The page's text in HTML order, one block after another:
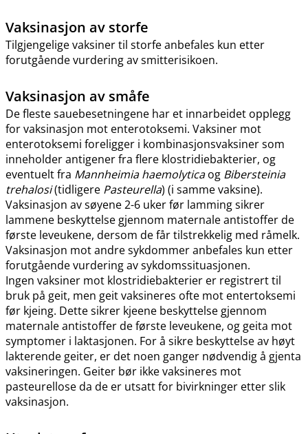
Vaksinasjon av storfe
Tilgjengelige vaksiner til storfe anbefales kun etter
forutgående vurdering av smitterisikoen.
Vaksinasjon av småfe
De fleste sauebesetningene har et innarbeidet opplegg
for vaksinasjon mot enterotoksemi. Vaksiner mot
enterotoksemi foreligger i kombinasjonsvaksiner som
inneholder antigener fra flere klostridiebakterier, og
eventuelt fra Mannheimia haemolyticaog Bibersteinia
trehalosi(tidligere Pasteurella) (i samme vaksine).
Vaksinasjon av søyene 2-6 uker før lamming sikrer
lammene beskyttelse gjennom maternale antistoffer de
første leveukene, dersom de får tilstrekkelig med råmelk.
Vaksinasjon mot andre sykdommer anbefales kun etter
forutgående vurdering av sykdomssituasjonen.
Ingen vaksiner mot klostridiebakterier er registrert til
bruk på geit, men geit vaksineres ofte mot entertoksemi
før kjeing. Dette sikrer kjeene beskyttelse gjennom
maternale antistoffer de første leveukene, og geita mot
symptomer i laktasjonen. For å sikre beskyttelse av høyt
lakterende geiter, er det noen ganger nødvendig å gjenta
vaksineringen. Geiter bør ikke vaksineres mot
pasteurellose da de er utsatt for bivirkninger etter slik
vaksinasjon.